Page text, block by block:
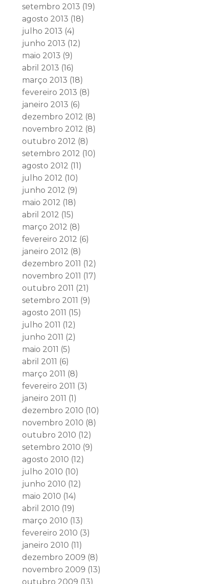
setembro 2013 (19)
agosto 2013 (18)
julho 2013 (4)
junho 2013 (12)
maio 2013 (9)
abril 2013 (16)
março 2013 (18)
fevereiro 2013 (8)
janeiro 2013 (6)
dezembro 2012 (8)
novembro 2012 (8)
outubro 2012 (8)
setembro 2012 (10)
agosto 2012 (11)
julho 2012 (10)
junho 2012 (9)
maio 2012 (18)
abril 2012 (15)
março 2012 (8)
fevereiro 2012 (6)
janeiro 2012 (8)
dezembro 2011 (12)
novembro 2011 (17)
outubro 2011 (21)
setembro 2011 (9)
agosto 2011 (15)
julho 2011 (12)
junho 2011 (2)
maio 2011 (5)
abril 2011 (6)
março 2011 (8)
fevereiro 2011 (3)
janeiro 2011 (1)
dezembro 2010 (10)
novembro 2010 (8)
outubro 2010 (12)
setembro 2010 (9)
agosto 2010 (12)
julho 2010 (10)
junho 2010 (12)
maio 2010 (14)
abril 2010 (19)
março 2010 (13)
fevereiro 2010 (3)
janeiro 2010 (11)
dezembro 2009 (8)
novembro 2009 (13)
outubro 2009 (13)